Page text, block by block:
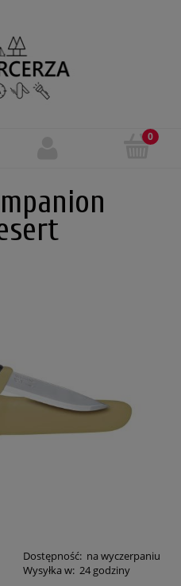
Dostępność: na wyczerpaniu
Wysyłka w: 24 godziny